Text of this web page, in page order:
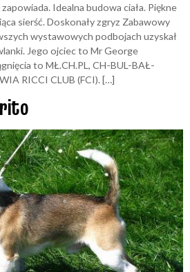
Idealna budowa ciała. Piękne
sierść. Doskonały zgryz Zabawowy
wystawowych podbojach uzyskał
Jego ojciec to Mr George
to MŁ.CH.PL, CH-BUL-BAŁ-
RICCI CLUB (FCI). […]